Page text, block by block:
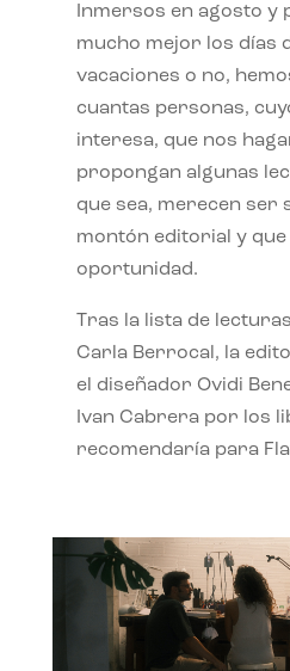
Inmersos en agosto
mucho mejor los días
vacaciones o no,
cuantas personas,
interesa, que nos
propongan algunas
que sea, merecen ser
montón editorial y que
oportunidad.
Tras la lista de
Carla Berrocal, la
el diseñador Ovidi
Ivan Cabrera por los
recomendaría para